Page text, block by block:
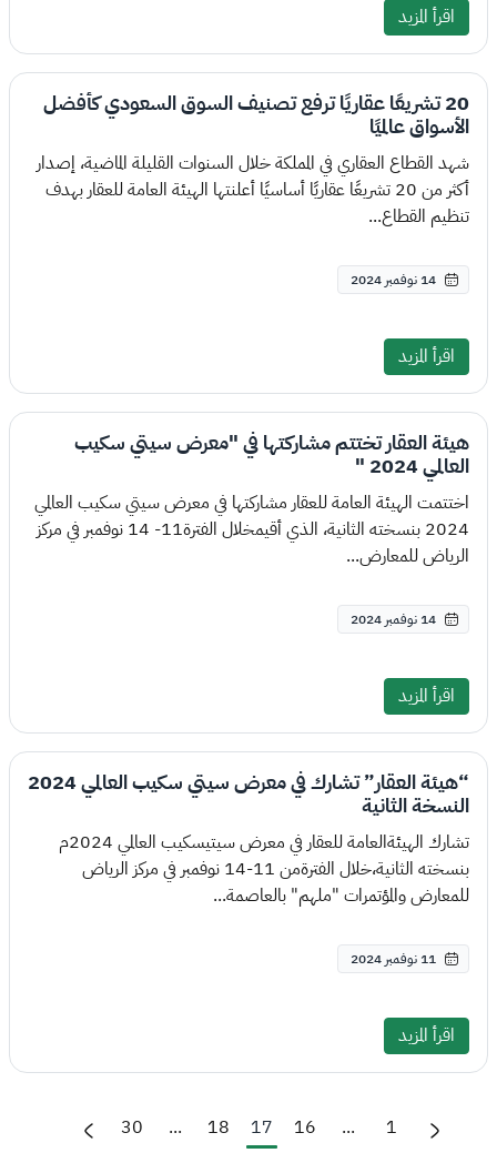
اقرأ المزيد
20 تشريعًا عقاريًا ترفع تصنيف السوق السعودي كأفضل
الأسواق عالميًا
شهد القطاع العقاري في المملكة خلال السنوات القليلة الماضية، إصدار
أكثر من 20 تشريعًا عقاريًا أساسيًا أعلنتها الهيئة العامة للعقار بهدف
تنظيم القطاع...
14 نوفمبر 2024
اقرأ المزيد
هيئة العقار تختتم مشاركتها في "معرض سيتي سكيب
العالمي 2024 "
اختتمت الهيئة العامة للعقار مشاركتها في معرض سيتي سكيب العالمي
2024 بنسخته الثانية، الذي أقيمخلال الفترة11- 14 نوفمبر في مركز
الرياض للمعارض...
14 نوفمبر 2024
اقرأ المزيد
“هيئة العقار” تشارك في معرض سيتي سكيب العالمي 2024
النسخة الثانية
تشارك الهيئةالعامة للعقار في معرض سيتيسكيب العالمي 2024م
بنسخته الثانية،خلال الفترةمن 11-14 نوفمبر في مركز الرياض
للمعارض والمؤتمرات "ملهم" بالعاصمة...
11 نوفمبر 2024
اقرأ المزيد
1
...
16
17
18
...
30